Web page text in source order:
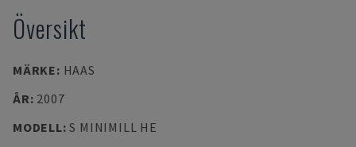
Översikt
MÄRKE: HAAS
ÅR: 2007
MODELL:S MINIMILL HE